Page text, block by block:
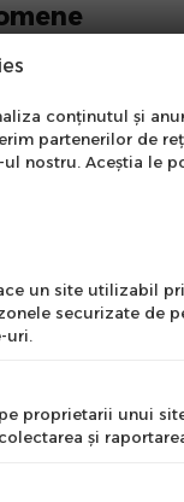
variata de
online pentru
astfel ca te
unei
sa slabesti si
functie de
sanatate optima.
simplu, pliabil
Este relativ
cele mai
cu o
este un
conținutul și
partenerilor de
nostru. Aceștia le
un site utilizabil
securizate de
proprietarii unui
şi
newsletter
cele mai noi